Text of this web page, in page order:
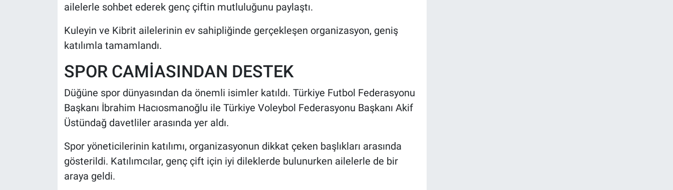
ailelerle sohbet ederek genç çiftin mutluluğunu paylaştı.
Kuleyin ve Kibrit ailelerinin ev sahipliğinde gerçekleşen organizasyon, geniş
katılımla tamamlandı.
SPOR CAMİASINDAN DESTEK
Düğüne spor dünyasından da önemli isimler katıldı. Türkiye Futbol Federasyonu
Başkanı İbrahim Hacıosmanoğlu ile Türkiye Voleybol Federasyonu Başkanı Akif
Üstündağ davetliler arasında yer aldı.
Spor yöneticilerinin katılımı, organizasyonun dikkat çeken başlıkları arasında
gösterildi. Katılımcılar, genç çift için iyi dileklerde bulunurken ailelerle de bir
araya geldi.